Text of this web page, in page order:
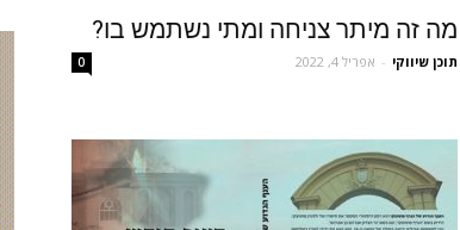
מה זה מיתר צניחה ומתי נשתמש בו?
תוכן שיווקי - אפריל 4, 2022 0